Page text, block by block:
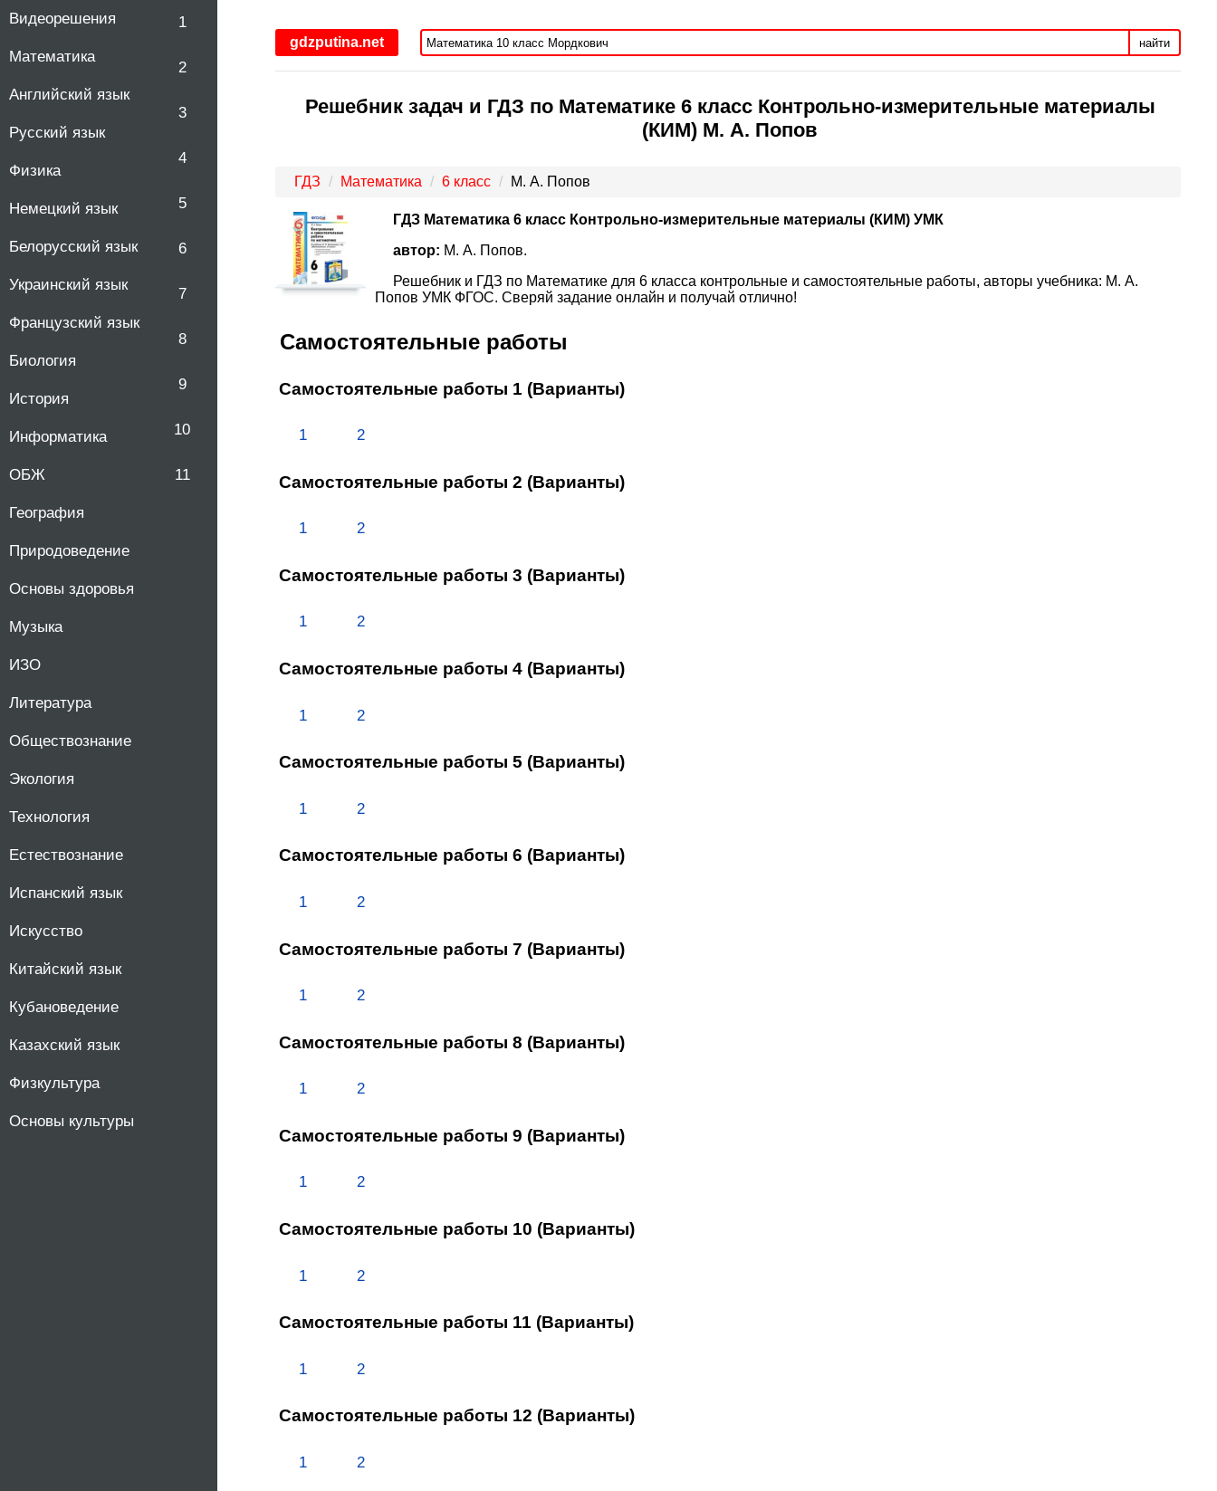
Видеорешения
Математика
Английский язык
Русский язык
Физика
Немецкий язык
Белорусский язык
Украинский язык
Французский язык
Биология
История
Информатика
ОБЖ
География
Природоведение
Основы здоровья
Музыка
ИЗО
Литература
Обществознание
Экология
Технология
Естествознание
Испанский язык
Искусство
Китайский язык
Кубановедение
Казахский язык
Физкультура
Основы культуры
1
2
3
4
5
6
7
8
9
10
11
gdzputina.net найти
Решебник задач и ГДЗ по Математике 6 класс Контрольно-измерительные материалы
(КИМ) М. А. Попов
ГДЗ Математика 6 класс М. А. Попов
ГДЗ Математика 6 класс Контрольно-измерительные материалы (КИМ) УМК
автор: М. А. Попов.
Решебник и ГДЗ по Математике для 6 класса контрольные и самостоятельные работы, авторы учебника: М. А.
Попов УМК ФГОС. Сверяй задание онлайн и получай отлично!
Самостоятельные работы
Самостоятельные работы 1 (Варианты)
1 2
Самостоятельные работы 2 (Варианты)
1 2
Самостоятельные работы 3 (Варианты)
1 2
Самостоятельные работы 4 (Варианты)
1 2
Самостоятельные работы 5 (Варианты)
1 2
Самостоятельные работы 6 (Варианты)
1 2
Самостоятельные работы 7 (Варианты)
1 2
Самостоятельные работы 8 (Варианты)
1 2
Самостоятельные работы 9 (Варианты)
1 2
Самостоятельные работы 10 (Варианты)
1 2
Самостоятельные работы 11 (Варианты)
1 2
Самостоятельные работы 12 (Варианты)
1 2